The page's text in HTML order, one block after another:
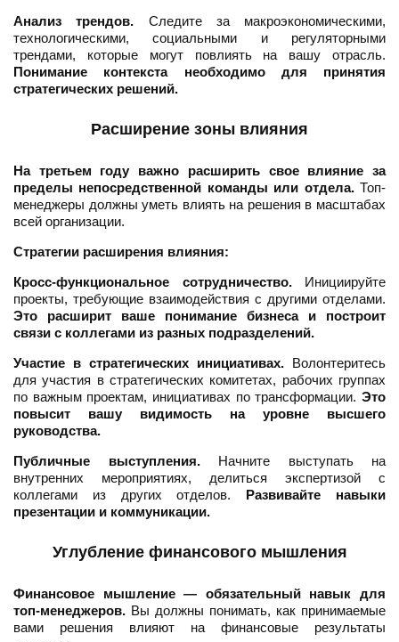
Анализ трендов. Следите за макроэкономическими,
технологическими, социальными и регуляторными
трендами, которые могут повлиять на вашу отрасль.
Понимание контекста необходимо для принятия
стратегических решений.
Расширение зоны влияния
На третьем году важно расширить свое влияние за
пределы непосредственной команды или отдела.Топ-
менеджеры должны уметь влиять на решения в масштабах
всей организации.
Стратегии расширения влияния:
Кросс-функциональное сотрудничество.Инициируйте
проекты, требующие взаимодействия с другими отделами.
Это расширит ваше понимание бизнеса и построит
связи с коллегами из разных подразделений.
Участие в стратегических инициативах. Волонтеритесь
для участия в стратегических комитетах, рабочих группах
по важным проектам, инициативах по трансформации. Это
повысит вашу видимость на уровне высшего
руководства.
Публичные выступления.Начните выступать на
внутренних мероприятиях, делиться экспертизой с
коллегами из других отделов. Развивайте навыки
презентации и коммуникации.
Углубление финансового мышления
Финансовое мышление — обязательный навык для
топ-менеджеров. Вы должны понимать, как принимаемые
вами решения влияют на финансовые результаты